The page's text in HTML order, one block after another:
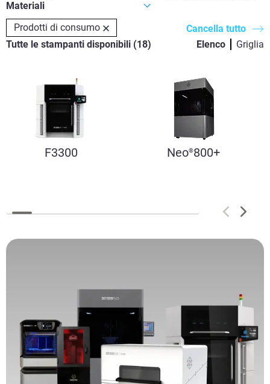
Tutte le stampanti disponibili (18)
Prodotti di consumo
Cancella tutto
Elenco
Griglia
F3300 Neo®800+